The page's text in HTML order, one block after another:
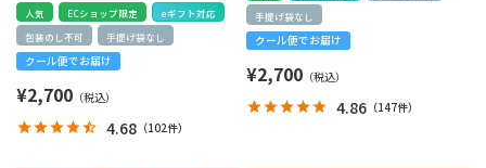
人気 ECショップ限定
eギフト対応
包装のし不可
手提げ袋なし
クール便でお届け
¥2,700
4.68 （102件）
手提げ袋なし
クール便でお届け
¥2,700
4.86 （147件）